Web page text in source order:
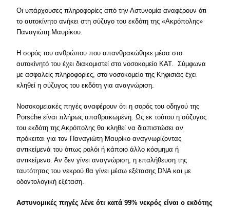
Οι υπάρχουσες πληροφορίες από την Αστυνομία αναφέρουν ότι
το αυτοκίνητο ανήκει στη σύζυγο του εκδότη της «Ακρόπολης»
Παναγιώτη Μαυρίκου.
Η σορός του ανθρώπου που απανθρακώθηκε μέσα στο
αυτοκίνητό του έχει διακομιστεί στο νοσοκομείο ΚΑΤ. Σύμφωνα
με ασφαλείς πληροφορίες, στο νοσοκομείο της Κηφισιάς έχει
κληθεί η σύζυγος του εκδότη για αναγνώριση.
Νοσοκομειακές πηγές αναφέρουν ότι η σορός του οδηγού της
Porsche είναι πλήρως απαθρακωμένη. Ως εκ τούτου η σύζυγος
του εκδότη της Ακρόπολης θα κληθεί να διαπιστώσει αν
πρόκειται για τον Παναγιώτη Μαυρίκο αναγνωρίζοντας
αντικείμενά του όπως ρολόι ή κάποιο άλλο κόσμημα ή
αντικείμενο. Αν δεν γίνει αναγνώριση, η επαλήθευση της
ταυτότητας του νεκρού θα γίνει μέσω εξέτασης DNA και με
οδοντολογική εξέταση.
Αστυνομικές πηγές λένε ότι κατά 99% νεκρός είναι ο εκδότης